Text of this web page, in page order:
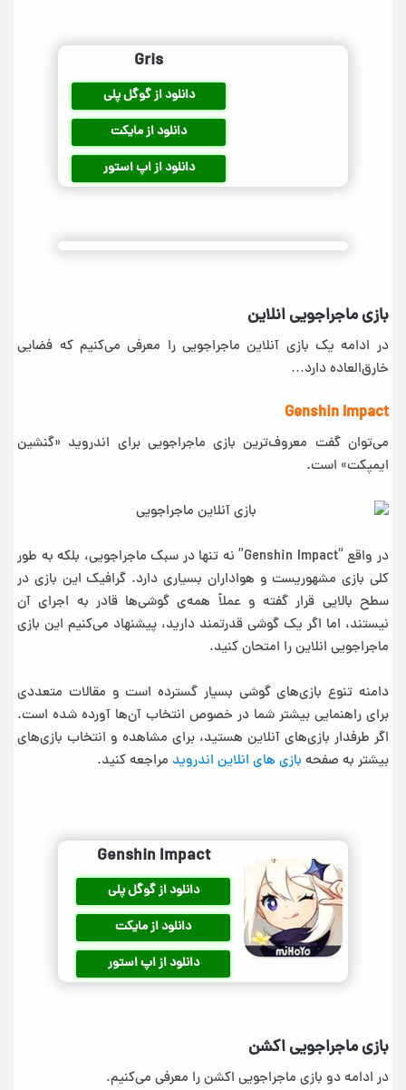
Gris
دانلود از گوگل پلی
دانلود از مایکت
دانلود از اپ استور
بازی ماجراجویی انلاین
در ادامه یک بازی آنلاین ماجراجویی را معرفی می‌کنیم که فضایی
خارق‌العاده دارد…
Genshin Impact
می‌توان گفت معروف‌ترین بازی ماجراجویی برای اندروید «گنشین
ایمپکت» است.
در واقع “Genshin Impact” نه تنها در سبک ماجراجویی، بلکه به طور
کلی بازی مشهوریست و هواداران بسیاری دارد. گرافیک این بازی در
سطح بالایی قرار گفته و عملاً همه‌ی گوشی‌ها قادر به اجرای آن
نیستند، اما اگر یک گوشی قدرتمند دارید، پیشنهاد می‌کنیم این بازی
ماجراجویی انلاین را امتحان کنید.
دامنه تنوع بازی‌های گوشی بسیار گسترده است و مقالات متعددی
برای راهنمایی بیشتر شما در خصوص انتخاب آن‌ها آورده شده است.
اگر طرفدار بازی‌های آنلاین هستید، برای مشاهده و انتخاب بازی‌های
بیشتر به صفحه بازی های انلاین اندروید مراجعه کنید.
Genshin Impact
دانلود از گوگل پلی
دانلود از مایکت
دانلود از اپ استور
بازی ماجراجویی اکشن
در ادامه دو بازی ماجراجویی اکشن را معرفی می‌کنیم.